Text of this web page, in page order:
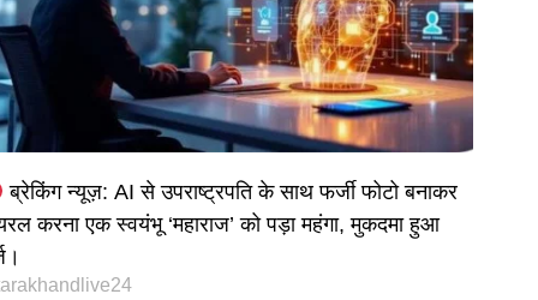
ब्रेकिंग न्यूज़: AI से उपराष्ट्रपति के साथ फर्जी फोटो बनाकर
करना एक स्वयंभू ‘महाराज’ को पड़ा महंगा, मुकदमा हुआ